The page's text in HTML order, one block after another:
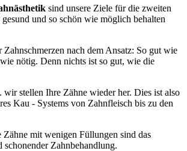
sind unsere Ziele für die zweiten
und so schön wie möglich behalten
nach dem Ansatz: So gut wie
nötig. Denn nichts ist so gut, wie die
wir stellen Ihre Zähne wieder her. Dies ist also
Kau - Systems von Zahnfleisch bis zu den
Zähne mit wenigen Füllungen sind das
schonender Zahnbehandlung.